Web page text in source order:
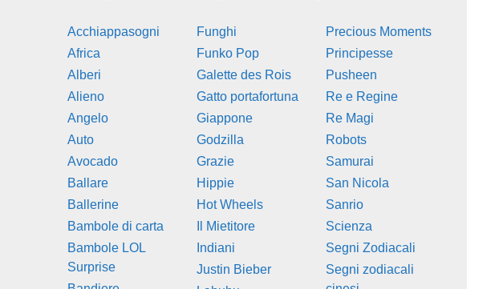
Acchiappasogni
Africa
Alberi
Alieno
Angelo
Auto
Avocado
Ballare
Ballerine
Bambole di carta
Bambole LOL
Surprise
Funghi
Funko Pop
Galette des Rois
Gatto portafortuna
Giappone
Godzilla
Grazie
Hippie
Hot Wheels
Il Mietitore
Indiani
Justin Bieber
Precious Moments
Principesse
Pusheen
Re e Regine
Re Magi
Robots
Samurai
San Nicola
Sanrio
Scienza
Segni Zodiacali
Segni zodiacali